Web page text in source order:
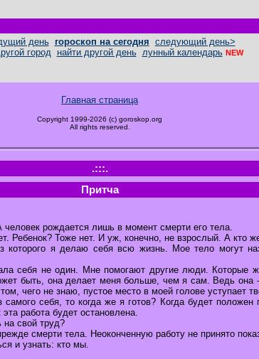
день гороскоп на сегодня следующий день>
город
найти другой день лунный календарь NEW
Главная страница
Copyright 1999-2026 (c) goroskop.org
All rights reserved.
.:::.
Притча
рождается лишь в момент смерти его тела.
Ребенок? Тоже нет. И уж, конечно, не взрослый. А кто
которого я делаю себя всю жизнь. Мое тело могут
себя не один. Мне помогают другие люди. Которые
быть, она делает меня больше, чем я сам. Ведь она
чего не знаю, пустое место в моей голове уступает
себя, то когда же я готов? Когда будет положен
работа будет остановлена.
на свой труд?
смерти тела. Неоконченную работу не принято
и узнать: кто мы.